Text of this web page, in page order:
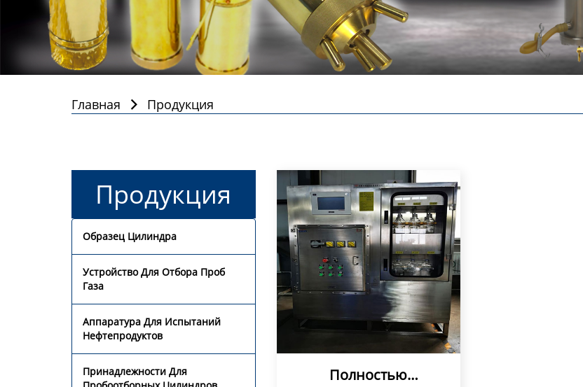
Главная  Продукция
Продукция
Образец Цилиндра
Устройство Для Отбора Проб
Газа
Аппаратура Для Испытаний
Нефтепродуктов
Принадлежности Для
Полностью